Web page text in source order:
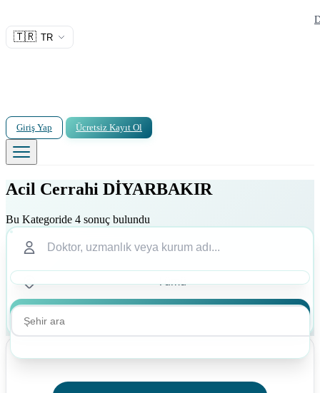
🇹🇷 TR
Giriş Yap Ücretsiz Kayıt Ol
Acil Cerrahi DİYARBAKIR
Bu Kategoride 4 sonuç bulundu